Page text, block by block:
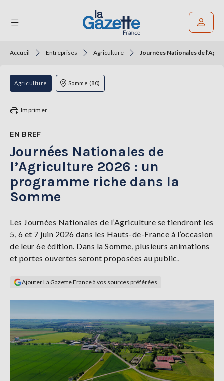
THÉMATIQUES
RÉGIONS
TENDANCES
SERVICES
LA
GAZETTE
Se
connecter
Accueil Entreprises Agriculture Journées Nationales de
Agriculture Somme (80)
Imprimer
EN BREF
Journées Nationales de
l’Agriculture 2026 : un
programme riche dans la
Somme
Les Journées Nationales de l’Agriculture se tiendront les
5, 6 et 7 juin 2026 dans les Hauts-de-France à l’occasion
de leur 6e édition. Dans la Somme, plusieurs animations
et portes ouvertes seront proposées au public.
Ajouter La Gazette France à vos sources préférées